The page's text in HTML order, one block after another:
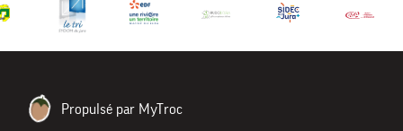
Propulsé par MyTroc